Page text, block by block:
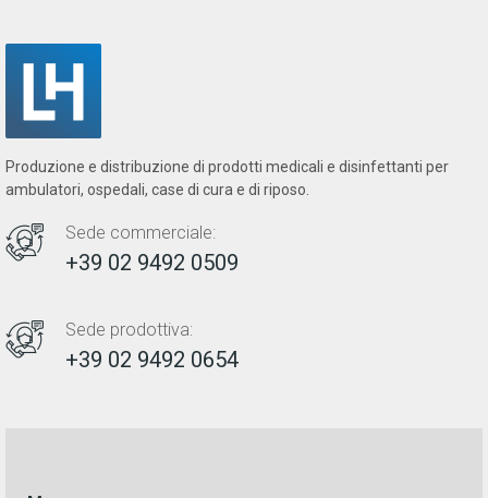
Produzione e distribuzione di prodotti medicali e disinfettanti per
ambulatori, ospedali, case di cura e di riposo.
Sede commerciale:
+39 02 9492 0509
Sede prodottiva:
+39 02 9492 0654